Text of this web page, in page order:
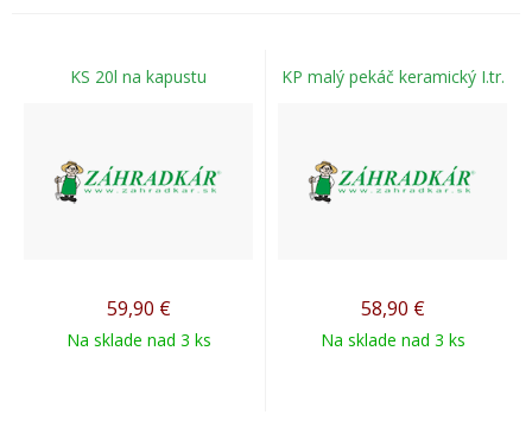
KS 20l na kapustu
59,90 €
Na sklade nad 3 ks
KP malý pekáč keramický I.tr.
58,90 €
Na sklade nad 3 ks